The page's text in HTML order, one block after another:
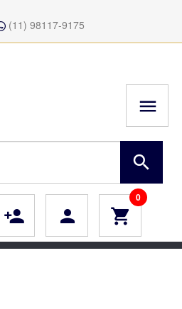
(11) 98117-9175
menu
search
shopping_cart
0
person
person_add